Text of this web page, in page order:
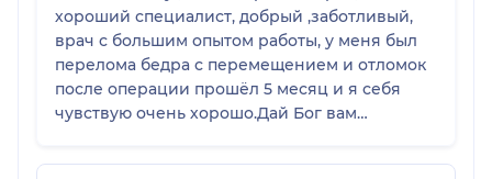
хороший специалист, добрый ,заботливый,
врач с большим опытом работы, у меня был
перелома бедра с перемещением и отломок
после операции прошёл 5 месяц и я себя
чувствую очень хорошо.Дай Бог вам